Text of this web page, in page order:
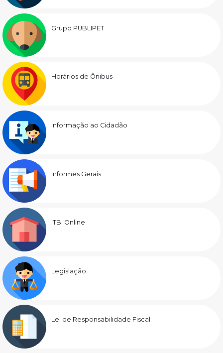
Grupo PUBLIPET
Horários de Ônibus
Informação ao Cidadão
Informes Gerais
ITBI Online
Legislação
Lei de Responsabilidade Fiscal